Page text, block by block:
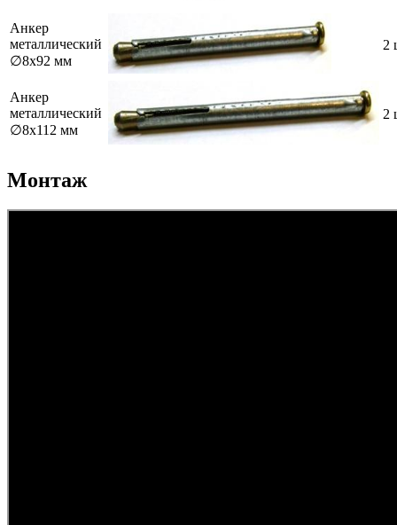
Анкер
металлический
∅8х92 мм
2
Анкер
металлический
∅8х112 мм
2
Монтаж